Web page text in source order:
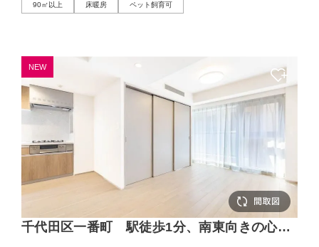
90㎡以上 床暖房 ペット飼育可
NEW
千代田区一番町 駅徒歩1分、南東向きの心地